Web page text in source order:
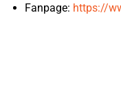
Fanpage: https://